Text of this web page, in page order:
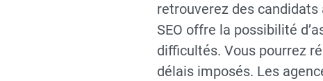
retrouverez des
SEO offre la possibilité
difficultés. Vous pourrez
délais imposés. Les